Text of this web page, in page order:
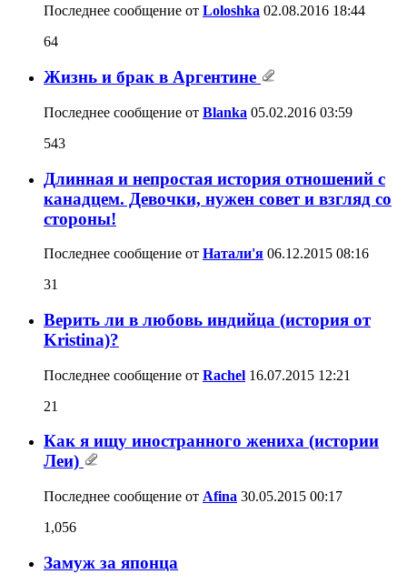
Последнее сообщение от Loloshka 02.08.2016 18:44
64
Жизнь и брак в Аргентине
Последнее сообщение от Blanka 05.02.2016 03:59
543
Длинная и непростая история отношений с
канадцем. Девочки, нужен совет и взгляд со
стороны!
Последнее сообщение от Натали'я 06.12.2015 08:16
31
Верить ли в любовь индийца (история от
Kristina)?
Последнее сообщение от Rachel 16.07.2015 12:21
21
Как я ищу иностранного жениха (истории
Леи)
Последнее сообщение от Afina 30.05.2015 00:17
1,056
Замуж за японца